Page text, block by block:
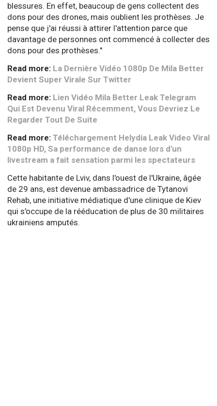
blessures. En effet, beaucoup de gens collectent des
dons pour des drones, mais oublient les prothèses. Je
pense que j'ai réussi à attirer l'attention parce que
davantage de personnes ont commencé à collecter des
dons pour des prothèses."
Read more: La Dernière Vidéo 1080p De Mila Better
Devient Super Virale Sur Twitter
Read more: Lien Vidéo Mila Better Leak Telegram
Qui Est Devenu Viral Récemment, Vous Devriez Le
Regarder Tout De Suite
Read more: Téléchargement Helydia Leak Video Viral
1080p HD, Sa performance de danse lors d'un
livestream a fait sensation parmi les spectateurs
Cette habitante de Lviv, dans l'ouest de l'Ukraine, âgée
de 29 ans, est devenue ambassadrice de Tytanovi
Rehab, une initiative médiatique d'une clinique de Kiev
qui s'occupe de la rééducation de plus de 30 militaires
ukrainiens amputés.